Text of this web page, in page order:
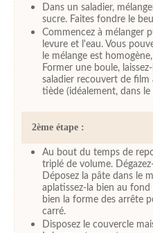
Dans un saladier,
sucre. Faites fondre le
Commencez à mélanger
levure et l'eau. Vous
le mélange est
Former une boule,
saladier recouvert de
tiède (idéalement, dans
2ème étape :
Au bout du temps de
triplé de volume.
Déposez la pâte dans le
aplatissez-la bien au
bien la forme des arrête
carré.
Disposez le couvercle